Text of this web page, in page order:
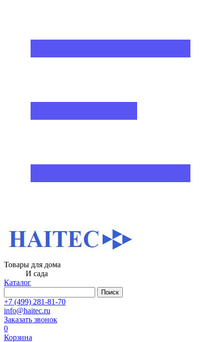
Товары для дома
И сада
Каталог
Поиск
+7 (499) 281-81-70
info@haitec.ru
Заказать звонок
0
Корзина